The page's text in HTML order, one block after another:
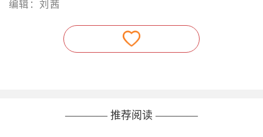
编辑：刘茜
———— 推荐阅读 ————